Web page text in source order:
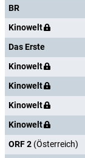
BR
Kinowelt
Das Erste
Kinowelt
Kinowelt
Kinowelt
Kinowelt
ORF 2 (Österreich)